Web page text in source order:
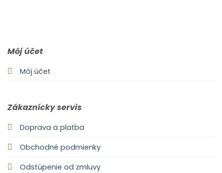
Môj účet
Môj účet
Zákaznícky servis
Doprava a platba
Obchodné podmienky
Odstúpenie od zmluvy